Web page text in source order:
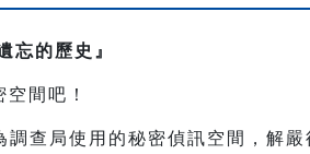
忘的歷史』
間吧！
調查局使用的秘密偵訊空間，解